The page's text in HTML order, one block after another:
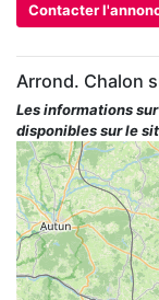
Contacter
Arrond. Chalon
Les informations
disponibles sur le